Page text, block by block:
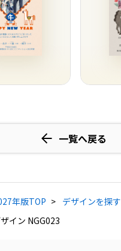
一覧へ戻る
年版TOP
デザインを探す
イン NGG023